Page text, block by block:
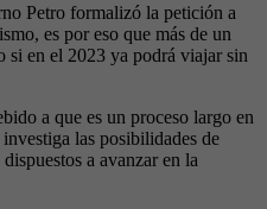
Petro formalizó la petición a
es por eso que más de un
si en el 2023 ya podrá viajar sin
a que es un proceso largo en
las posibilidades de
a avanzar en la